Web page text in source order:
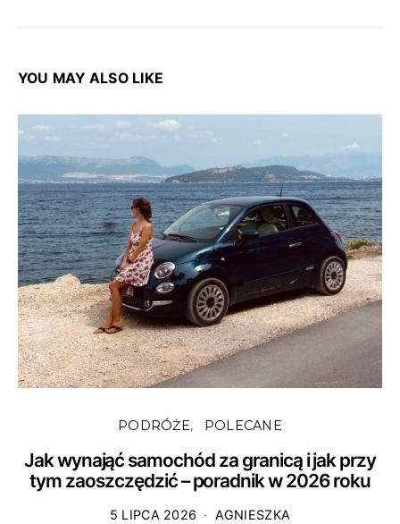
YOU MAY ALSO LIKE
PODRÓŻE POLECANE
Jak wynająć samochód za granicą i jak przy
tym zaoszczędzić – poradnik w 2026 roku
5 LIPCA 2026 AGNIESZKA